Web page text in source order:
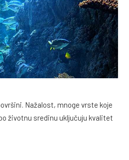
Nažalost, mnoge vrste koje
životnu sredinu uključuju kvalitet